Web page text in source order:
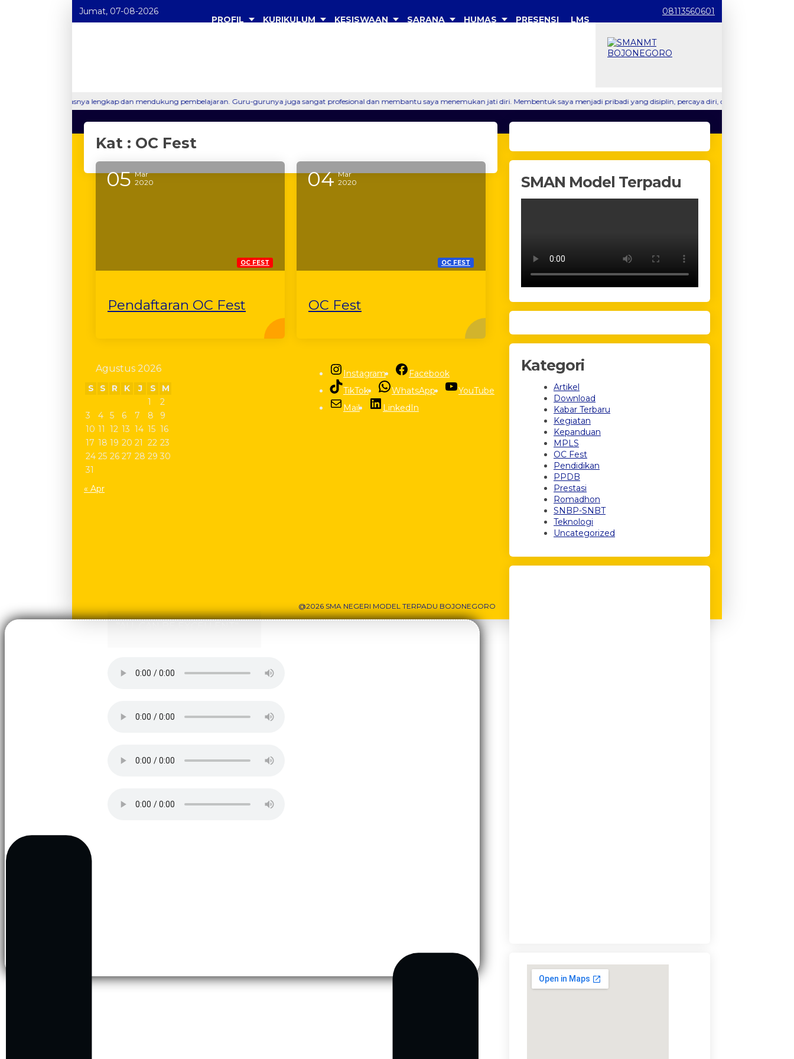
Jumat, 07-08-2026
PROFIL KURIKULUM KESISWAAN SARANA HUMAS PRESENSI LMS
08113560601
lengkap dan mendukung pembelajaran. Guru-gurunya juga sangat profesional dan membantu saya menemukan jati diri. Membentuk saya menjadi pribadi yang disiplin, percaya diri, dan mampu bersosialisasi.
Kat : OC Fest
05 Mar
2020
OC FEST
Pendaftaran OC Fest
04 Mar
2020
OC FEST
OC Fest
SMAN Model Terpadu
Kategori
Artikel
Download
Kabar Terbaru
Kegiatan
Kepanduan
MPLS
OC Fest
Pendidikan
PPDB
Prestasi
Romadhon
SNBP-SNBT
Teknologi
Uncategorized
Agustus 2026
S S R K J S
M
1
2
3
4 5 6 7 8
9
10 11 12 13 14 15 16
17 18 19 20 21 22 23
24 25 26 27 28 29 30
31
« Apr
Instagram
Facebook
TikTok
WhatsApp
YouTube
Mail
LinkedIn
@2026 SMA NEGERI MODEL TERPADU BOJONEGORO